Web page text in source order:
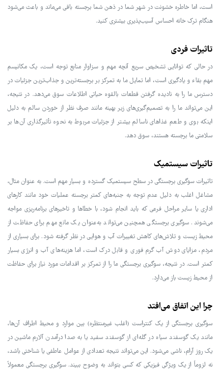
است، اما خاطره خشونت در شهر شما در ذهن شما برجسته باقی می‌ماند و باعث می‌شود
هنگام ترک خانه احساس آسیب‌پذیری بیشتری کنید.
تاثیرات فردی
در حالی که توانایی تشخیص سریع آنچه مهم و سزاوار منابع توجه است، یک مکانیسم
مهم بقاء و یادگیری است، اما تمایل ما به تمرکز بر برجسته‌ترین و جذاب‌ترین جزئیات در
دسترس ما را به نادیده گرفتن قطعات بالقوه حیاتی اطلاعات سوق می‌دهد. در نتیجه،
این می‌تواند ما را به تصمیم‌گیری‌های زیر بهینه مانند صرف نظر از خوردن سالم به دلیل
اینکه بوی و طعم غذاهای ناسالم بیشتر از جزئیات مربوط به نحوه تأثیرگذاری آن‌ها بر
سلامتی ما برجسته هستند، سوق دهد.
تاثیرات سیستمیک
تاثیرات سوگیری برجستگی در سطح سیستمیک گسترده و بسیار مهم است. به عنوان مثال،
مشاغل اغلب به دلیل عدم توجه به جنبه‌های کمتر برجسته عملیات خود مانند کارهای
اداری یا سایر مراحل فرعی که باید انجام شود، با خطاها و تاخیرهای برنامه‌ریزی مواجه
می‌شوند. سوگیری برجستگی همچنین می‌تواند به‌عنوان یک مانع مهم برای حفاظت از
محیط زیست و تلاش‌های کاهش تغییرات آب و هوایی در نظر گرفته شود. برای بسیاری از
مردم، مزایای دوش آب گرم فوری و قابل درک است، اما هزینه‌های آب و انرژی بسیار
کمتر است. در نتیجه، سوگیری برجستگی ما را از تمرکز بر اقدامات مورد نیاز برای حفاظت
از محیط زیست باز می‌دارد.
چرا این اتفاق می‌افتد
سوگیری برجستگی از یک کنتراست (اغلب غیرمنتظره) بین موارد و محیط اطراف آن‌ها،
مانند یک گوسفند سیاه در گله‌ای از گوسفند سفید یا به صدا درآمدن آلارم ماشین در
یک روز آرام، ناشی می‌شود. این می‌تواند نتیجه تعدادی از عوامل عاطفی یا شناختی باشد،
نه لزوماً از یک ویژگی فیزیکی که کسی بتواند به وضوح ببیند. سوگیری برجستگی معمولاً